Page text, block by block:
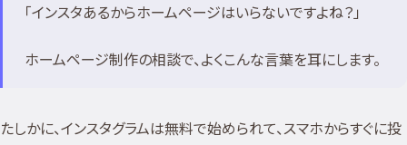
「インスタあるからホームページはいらないですよね？」
ホームページ制作の相談で、よくこんな言葉を耳にします。
たしかに、インスタグラムは無料で始められて、スマホからすぐに投